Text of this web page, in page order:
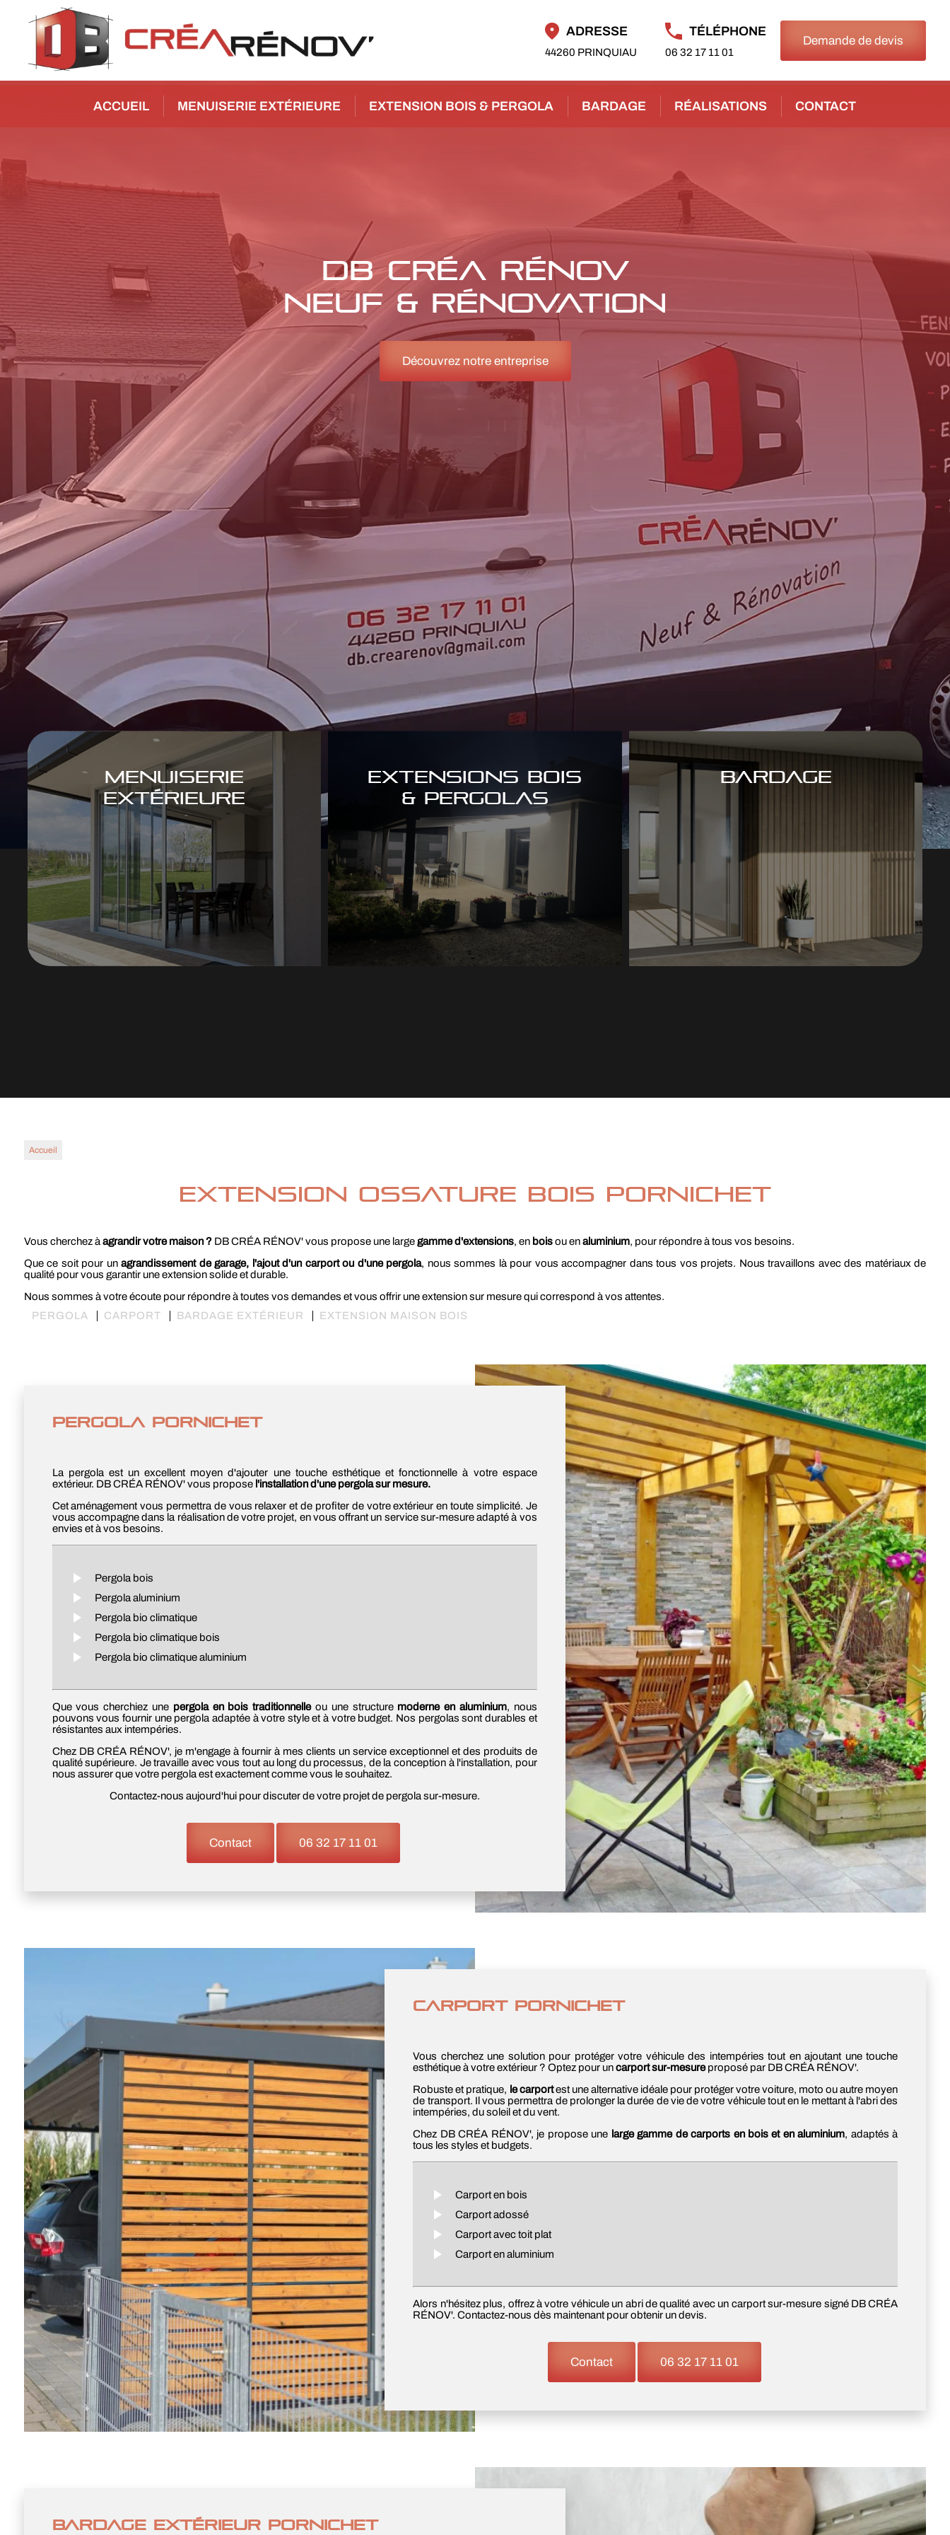
ADRESSE
44260 PRINQUIAU
TÉLÉPHONE
06 32 17 11 01
Demande de devis
ACCUEIL MENUISERIE EXTÉRIEURE EXTENSION BOIS & PERGOLA BARDAGE RÉALISATIONS CONTACT
DB CRÉA RÉNOV
NEUF & RÉNOVATION
Découvrez notre entreprise
MENUISERIE
EXTÉRIEURE
EXTENSIONS BOIS
& PERGOLAS
BARDAGE
Accueil
Extension ossature bois Pornichet
Vous cherchez àagrandir votre maison ?DB CRÉA RÉNOV' vous propose une largegamme d'extensions, en boisou enaluminium, pour répondre à tous vos besoins.
Que ce soit pour unagrandissement de garage, l'ajout d'un carport ou d'une pergola, nous sommes là pour vous accompagner dans tous vos projets. Nous travaillons avec des matériaux de
qualité pour vous garantir une extension solide et durable.
Nous sommes à votre écoute pour répondre à toutes vos demandes et vous offrir une extension sur mesure qui correspond à vos attentes.
PERGOLA
CARPORT BARDAGE EXTÉRIEUR EXTENSION MAISON BOIS
PERGOLA PORNICHET
La pergola est un excellent moyen d'ajouter une touche esthétique et fonctionnelle à votre espace
extérieur. DB CRÉA RÉNOV' vous proposel'installation d'une pergola sur mesure.
Cet aménagement vous permettra de vous relaxer et de profiter de votre extérieur en toute simplicité. Je
vous accompagne dans la réalisation de votre projet, en vous offrant un service sur-mesure adapté à vos
envies et à vos besoins.
Pergola bois
Pergola aluminium
Pergola bio climatique
Pergola bio climatique bois
Pergola bio climatique aluminium
Que vous cherchiez une pergola en bois traditionnelleou une structure moderne en aluminium, nous
pouvons vous fournir une pergola adaptée à votre style et à votre budget. Nos pergolas sont durables et
résistantes aux intempéries.
Chez DB CRÉA RÉNOV', je m'engage à fournir à mes clients un service exceptionnel et des produits de
qualité supérieure. Je travaille avec vous tout au long du processus, de la conception à l'installation, pour
nous assurer que votre pergola est exactement comme vous le souhaitez.
Contactez-nous aujourd'hui pour discuter de votre projet de pergola sur-mesure.
Contact 06 32 17 11 01
CARPORT PORNICHET
Vous cherchez une solution pour protéger votre véhicule des intempéries tout en ajoutant une touche
esthétique à votre extérieur ? Optez pour uncarport sur-mesureproposé par DB CRÉA RÉNOV'.
Robuste et pratique, le carportest une alternative idéale pour protéger votre voiture, moto ou autre moyen
de transport. Il vous permettra de prolonger la durée de vie de votre véhicule tout en le mettant à l'abri des
intempéries, du soleil et du vent.
Chez DB CRÉA RÉNOV', je propose une large gamme de carports en bois et en aluminium, adaptés à
tous les styles et budgets.
Carport en bois
Carport adossé
Carport avec toit plat
Carport en aluminium
Alors n'hésitez plus, offrez à votre véhicule un abri de qualité avec un carport sur-mesure signé DB CRÉA
RÉNOV'. Contactez-nous dès maintenant pour obtenir un devis.
Contact 06 32 17 11 01
BARDAGE EXTÉRIEUR PORNICHET